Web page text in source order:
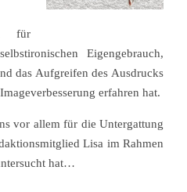
für
Eigengebrauch,
das Aufgreifen des Ausdrucks
erfahren hat.
vor allem für die Untergattung
Lisa im Rahmen
hat…